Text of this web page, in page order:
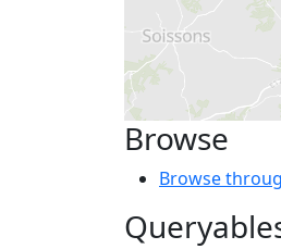
Browse
Browse